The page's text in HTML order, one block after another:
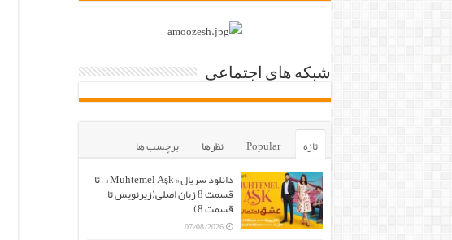
شبکه های اجتماعی
تازه Popular نظرها
برچسب ها
دانلود سریال « Muhtemel Aşk » – تا
قسمت 8 زبان اصلی(زیرنویس تا
قسمت 8)
07/08/2026